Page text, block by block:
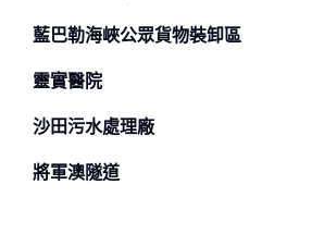
藍巴勒海峽公眾貨物裝卸區
靈實醫院
沙田污水處理廠
將軍澳隧道